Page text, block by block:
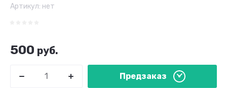
Артикул: нет
500 руб.
Предзаказ